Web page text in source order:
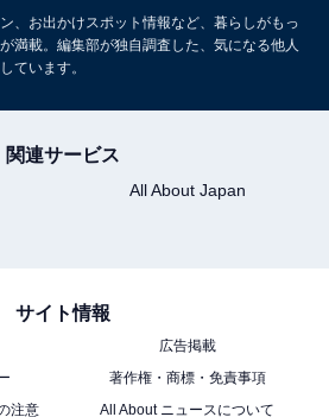
、お出かけスポット情報など、暮らしがもっ
満載。編集部が独自調査した、気になる他人
ています。
関連サービス
All About Japan
サイト情報
広告掲載
著作権・商標・免責事項
注意
All About ニュースについて